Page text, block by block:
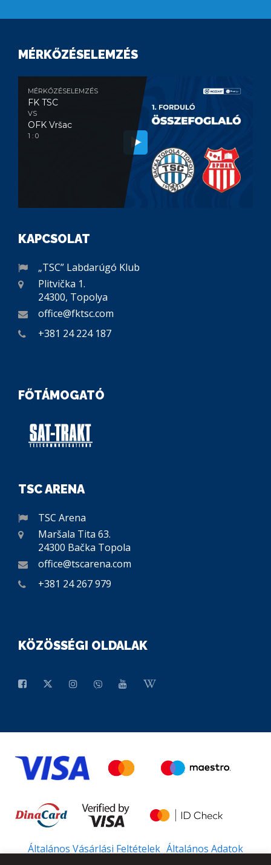
MÉRKŐZÉSELEMZÉS
MÉRKŐZÉSELEMZÉS
FK TSC
VS
OFK Vršac
1 : 0
KAPCSOLAT
„TSC” Labdarúgó Klub
Plitvička 1.
24300, Topolya
office@fktsc.com
+381 24 224 187
FŐTÁMOGATÓ
TSC ARENA
TSC Arena
Maršala Tita 63.
24300 Bačka Topola
office@tscarena.com
+381 24 267 979
KÖZÖSSÉGI OLDALAK
Általános Vásárlási Feltételek Általános Adatok